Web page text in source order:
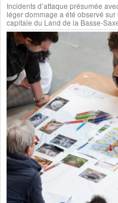
Incidents d’attaque présumée
léger dommage a été observé
capitale du Land de la Basse-